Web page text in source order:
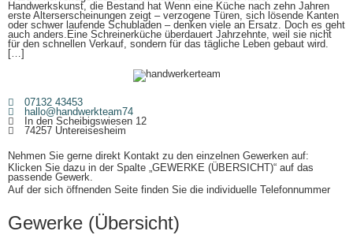
Handwerkskunst, die Bestand hat Wenn eine Küche nach zehn Jahren
erste Alterserscheinungen zeigt – verzogene Türen, sich lösende Kanten
oder schwer laufende Schubladen – denken viele an Ersatz. Doch es geht
auch anders.Eine Schreinerküche überdauert Jahrzehnte, weil sie nicht
für den schnellen Verkauf, sondern für das tägliche Leben gebaut wird.
[…]
07132 43453
hallo@handwerkteam74
In den Scheibigswiesen 12
74257 Untereisesheim
Nehmen Sie gerne direkt Kontakt zu den einzelnen Gewerken auf:
Klicken Sie dazu in der Spalte „GEWERKE (ÜBERSICHT)“ auf das
passende Gewerk.
Auf der sich öffnenden Seite finden Sie die individuelle Telefonnummer
Gewerke (Übersicht)